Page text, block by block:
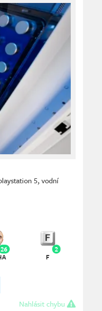
5,vodní
26
2
F
Nahlásit chybu